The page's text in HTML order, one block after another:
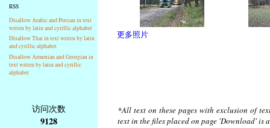
RSS
Disallow Arabic and Persian in text
writen by latin and cyrillic alphabet
Disallow Thai in text writen by latin
and cyrillic alphabet
Disallow Armenian and Georgian in
text writen by latin and cyrillic
alphabet
更多照片
访问次数
9128
*All text on these pages with exclusion of
text in the files placed on page 'Download'